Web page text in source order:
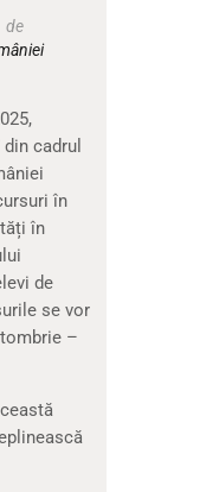
de
din cadrul
în
în
de
se vor
–